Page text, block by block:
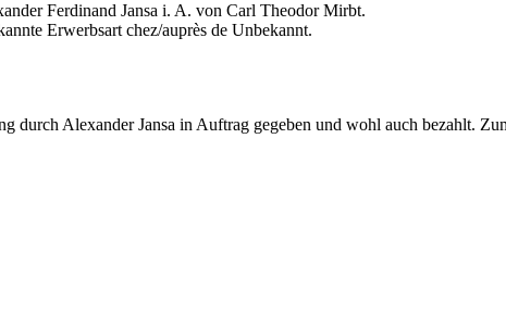
Ferdinand Jansa i. A. von Carl Theodor Mirbt.
Erwerbsart chez/auprès de Unbekannt.
Alexander Jansa in Auftrag gegeben und wohl auch bezahlt.